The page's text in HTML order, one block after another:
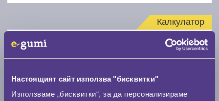
Настоящият сайт използва "бисквитки"
Използваме „бисквитки“, за да персонализираме
Калкулатор